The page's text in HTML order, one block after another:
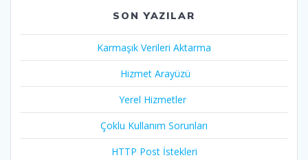
SON YAZILAR
Karmaşık Verileri Aktarma
Hizmet Arayüzü
Yerel Hizmetler
Çoklu Kullanım Sorunları
HTTP Post İstekleri